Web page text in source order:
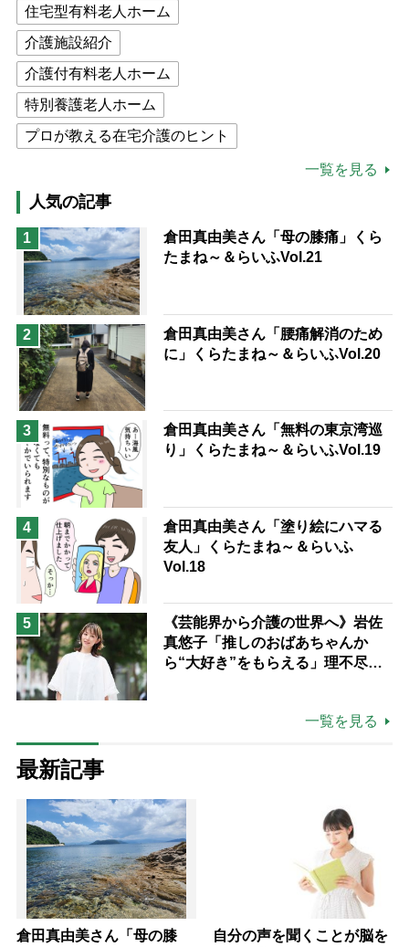
住宅型有料老人ホーム
介護施設紹介
介護付有料老人ホーム
特別養護老人ホーム
プロが教える在宅介護のヒント
高木ブー
ケアマネジャー
猫が母になつきません
息子の遠距離介護サバイバル術
兄がボケました
予防法
一覧を見る
人気の記事
1
倉田真由美さん「母の膝痛」くら
たまね～＆らいふVol.21
2
倉田真由美さん「腰痛解消のため
に」くらたまね～＆らいふVol.20
3
倉田真由美さん「無料の東京湾巡
り」くらたまね～＆らいふVol.19
4
倉田真由美さん「塗り絵にハマる
友人」くらたまね～＆らいふ
Vol.18
5
《芸能界から介護の世界へ》岩佐
真悠子「推しのおばあちゃんか
ら“大好き”をもらえる」理不尽さ
一覧を見る
最新記事
倉田真由美さん「母の膝
自分の声を聞くことが脳を